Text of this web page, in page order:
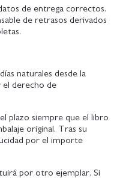
de entrega correctos.
de retrasos derivados
naturales desde la
derecho de
plazo siempre que el libro
original. Tras su
por el importe
por otro ejemplar. Si